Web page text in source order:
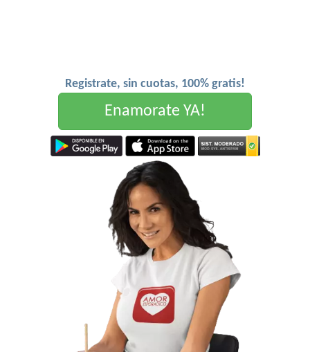
Registrate, sin cuotas, 100% gratis!
Enamorate YA!